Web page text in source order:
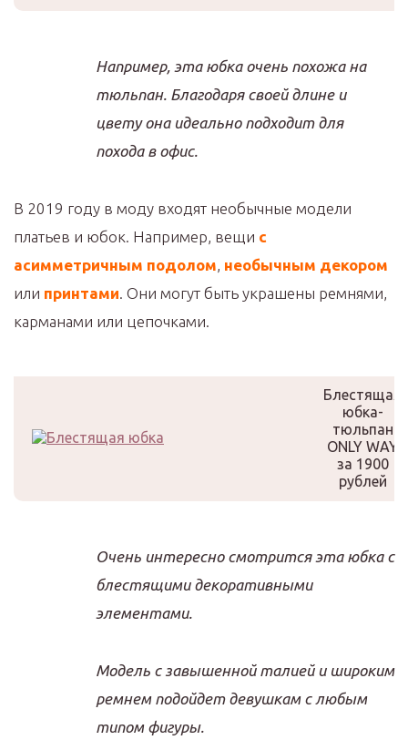
Например, эта юбка очень похожа на
тюльпан. Благодаря своей длине и
цвету она идеально подходит для
похода в офис.
В 2019 году в моду входят необычные модели
платьев и юбок. Например, вещи с
асимметричным подолом необычным декором
или принтами . Они могут быть украшены ремнями,
карманами или цепочками.
Блестящая
юбка-
тюльпан
ONLY WAY
за 1900
рублей
Очень интересно смотрится эта юбка с
блестящими декоративными
элементами.
Модель с завышенной талией и широким
ремнем подойдет девушкам с любым
типом фигуры.